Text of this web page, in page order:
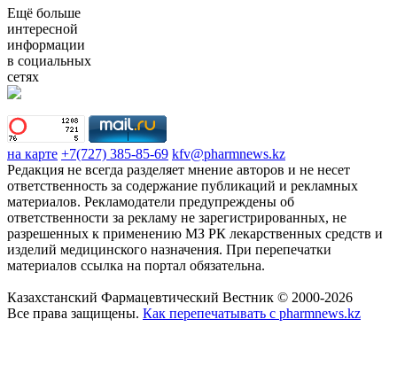
Ещё больше
интересной
информации
в социальных
сетях
на карте +7(727) 385-85-69 kfv@pharmnews.kz
Редакция не всегда разделяет мнение авторов и не несет
ответственность за содержание публикаций и рекламных
материалов. Рекламодатели предупреждены об
ответственности за рекламу не зарегистрированных, не
разрешенных к применению МЗ РК лекарственных средств и
изделий медицинского назначения. При перепечатки
материалов ссылка на портал обязательна.
Казахстанский Фармацевтический Вестник © 2000-2026
Все права защищены. Как перепечатывать с pharmnews.kz